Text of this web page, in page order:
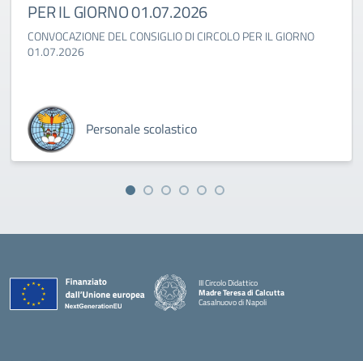
PER IL GIORNO 01.07.2026
CONVOCAZIONE DEL CONSIGLIO DI CIRCOLO PER IL GIORNO
01.07.2026
Personale scolastico
III Circolo Didattico
Madre Teresa di Calcutta
Casalnuovo di Napoli
— Visita la pagina iniziale della scuola